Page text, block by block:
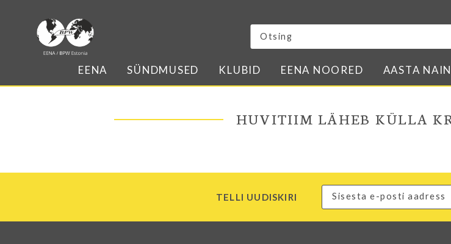
EENA SÜNDMUSED KLUBID EENA NOORED AASTA
In English
HUVITIIM LÄHEB KÜLLA
TELLI UUDISKIRI